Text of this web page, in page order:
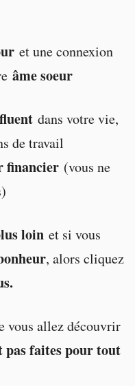
et une connexion
âme soeur
dans votre vie,
de travail
financier (vous ne
loin et si vous
, alors cliquez
vous allez découvrir
pas faites pour tout